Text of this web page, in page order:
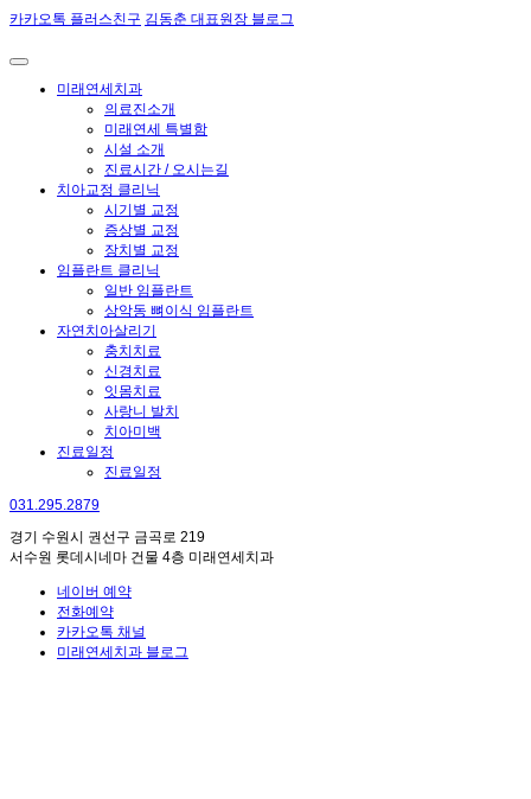
카카오톡 플러스친구 김동춘 대표원장 블로그
미래연세치과
의료진소개
미래연세 특별함
시설 소개
진료시간 / 오시는길
치아교정 클리닉
시기별 교정
증상별 교정
장치별 교정
임플란트 클리닉
일반 임플란트
상악동 뼈이식 임플란트
자연치아살리기
충치치료
신경치료
잇몸치료
사랑니 발치
치아미백
진료일정
진료일정
031.295.2879
경기 수원시 권선구 금곡로 219
서수원 롯데시네마 건물 4층 미래연세치과
네이버 예약
전화예약
카카오톡 채널
미래연세치과 블로그